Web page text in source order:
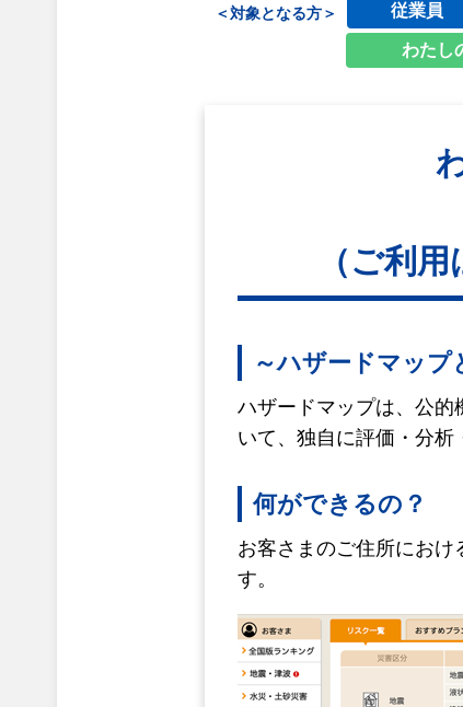
＜対象となる方＞ 従業員
わたし
（ご利
～ハザードマップ
ハザードマップは、公的
いて、独自に評価・分
何ができるの？
お客さまのご住所にお
す。